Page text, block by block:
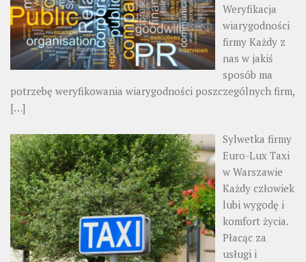
Weryfikacja
wiarygodności
firmy Każdy z
nas w jakiś
sposób ma
potrzebę weryfikowania wiarygodności poszczególnych firm,
[…]
Sylwetka firmy
Euro-Lux Taxi
w Warszawie
Każdy człowiek
lubi wygodę i
komfort życia.
Płacąc za
usługi i